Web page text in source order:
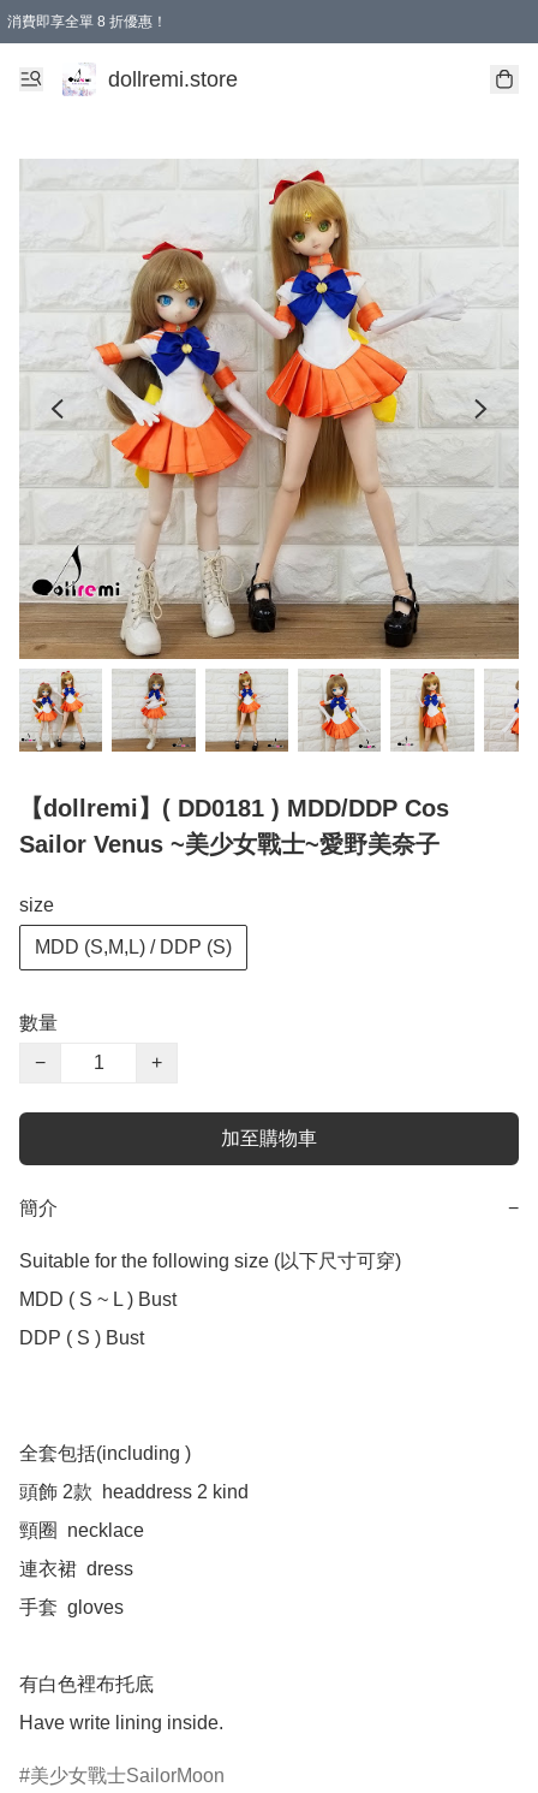
消費即享全單 8 折優惠！
購物滿 HKD 1500.00即享免運費優惠！（適用於 本地送貨、本地取貨、國際送貨 )
dollremi.store
【dollremi】( DD0181 ) MDD/DDP Cos
Sailor Venus ~美少女戰士~愛野美奈子
size
MDD (S,M,L) / DDP (S)
數量
−
+
加至購物車
簡介 −
Suitable for the following size (以下尺寸可穿)
MDD ( S ~ L ) Bust
DDP ( S ) Bust
全套包括(including )
頭飾 2款  headdress 2 kind
頸圈  necklace
連衣裙  dress
手套  gloves
有白色裡布托底
美少女戰士SailorMoon